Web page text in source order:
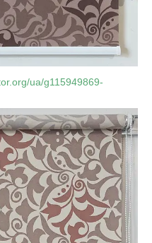
ua/g115949869-